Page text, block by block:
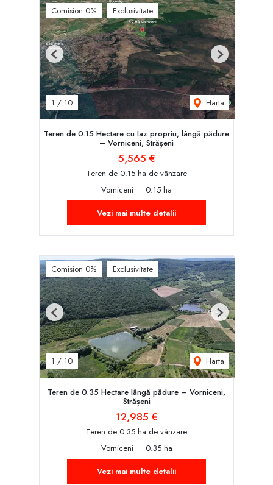
Comision 0% Exclusivitate
1 / 10 Harta
Previous Next
Teren de 0.15 Hectare cu Iaz propriu, lângă pădure
– Vorniceni, Strășeni
5,565 €
Teren de 0.15 ha de vânzare
Vorniceni
0.15 ha
Vezi mai multe detalii
Comision 0% Exclusivitate
1 / 10 Harta
Previous Next
Teren de 0.35 Hectare lângă pădure – Vorniceni,
Strășeni
12,985 €
Teren de 0.35 ha de vânzare
Vorniceni
0.35 ha
Vezi mai multe detalii